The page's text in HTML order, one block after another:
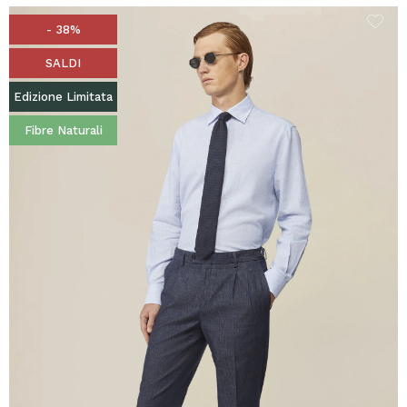
- 38%
SALDI
Edizione Limitata
Fibre Naturali